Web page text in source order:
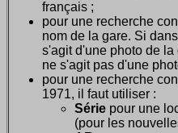
français ;
pour une recherche
nom de la gare. Si
s'agit d'une photo de
ne s'agit pas d'une
pour une recherche
1971, il faut utiliser :
Série pour une
(pour les